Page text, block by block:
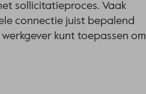
sollicitatieproces. Vaak
connectie juist bepalend
kunt toepassen om